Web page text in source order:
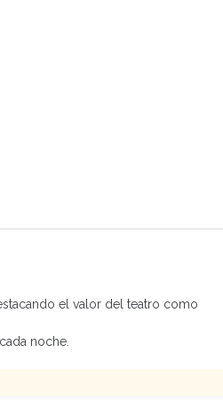
el valor del teatro como
noche.